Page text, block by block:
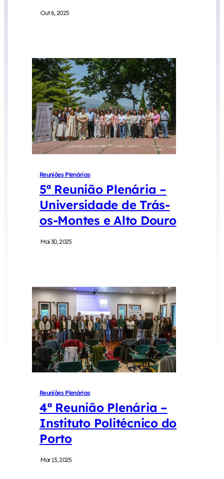
·Out 6, 2025
Reuniões Plenárias
5ª Reunião Plenária –
Universidade de Trás-
os-Montes e Alto Douro
·Mai 30, 2025
Reuniões Plenárias
4ª Reunião Plenária –
Instituto Politécnico do
Porto
·Mar 13, 2025